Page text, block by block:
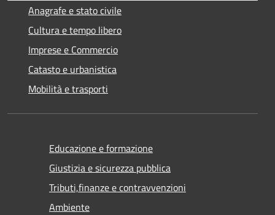
Anagrafe e stato civile
Cultura e tempo libero
Imprese e Commercio
Catasto e urbanistica
Mobilità e trasporti
Educazione e formazione
Giustizia e sicurezza pubblica
Tributi,finanze e contravvenzioni
Ambiente